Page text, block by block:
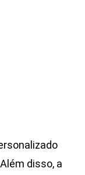
disso, a